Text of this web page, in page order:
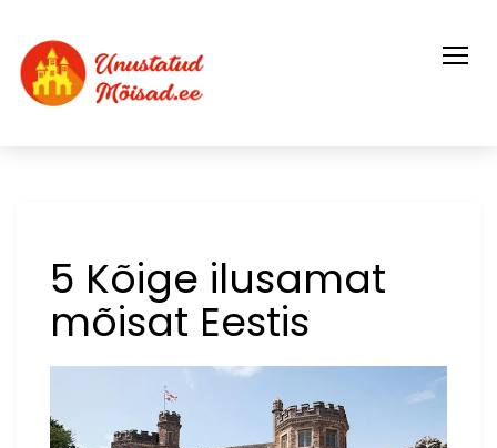
content
5 Kõige ilusamat
mõisat Eestis